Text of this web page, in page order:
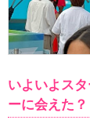
いよいよス
ーに会えた？